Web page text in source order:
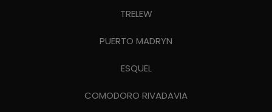
TRELEW
PUERTO MADRYN
ESQUEL
COMODORO RIVADAVIA